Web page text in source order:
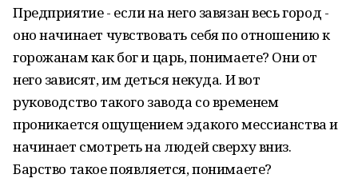
Предприятие - если на него завязан весь город -
оно начинает чувствовать себя по отношению к
горожанам как бог и царь, понимаете? Они от
него зависят, им деться некуда. И вот
руководство такого завода со временем
проникается ощущением эдакого мессианства и
начинает смотреть на людей сверху вниз.
Барство такое появляется, понимаете?